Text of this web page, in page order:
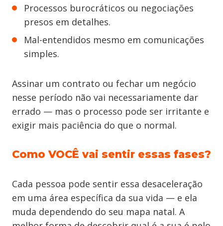
Processos burocráticos ou negociações
presos em detalhes.
Mal-entendidos mesmo em comunicações
simples.
Assinar um contrato ou fechar um negócio
nesse período não vai necessariamente dar
errado — mas o processo pode ser irritante e
exigir mais paciência do que o normal.
Como VOCÊ vai sentir essas fases?
Cada pessoa pode sentir essa desaceleração
em uma área específica da sua vida — e ela
muda dependendo do seu mapa natal. A